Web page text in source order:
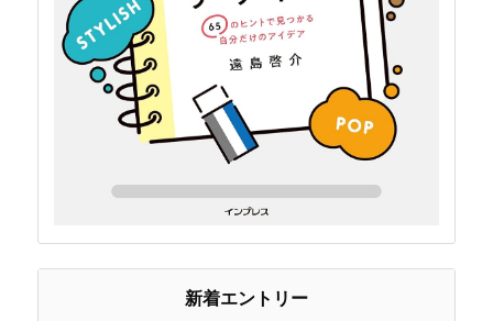
新着エントリー